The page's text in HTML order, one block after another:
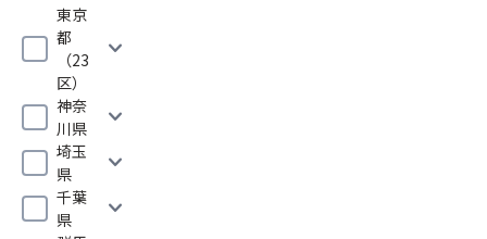
東京
都
（23
区）
expand_more
神奈
川県
expand_more
埼玉
県
expand_more
千葉
県
expand_more